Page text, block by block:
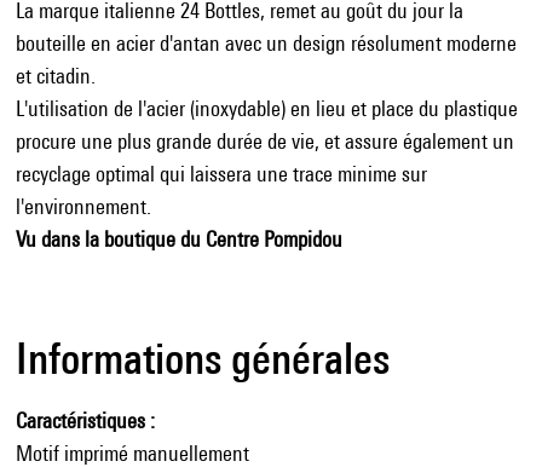
La marque italienne 24 Bottles, remet au goût du jour la
bouteille en acier d'antan avec un design résolument moderne
et citadin.
L'utilisation de l'acier (inoxydable) en lieu et place du plastique
procure une plus grande durée de vie, et assure également un
recyclage optimal qui laissera une trace minime sur
l'environnement.
Vu dans la boutique du Centre Pompidou
Informations générales
Caractéristiques
Motif imprimé manuellement